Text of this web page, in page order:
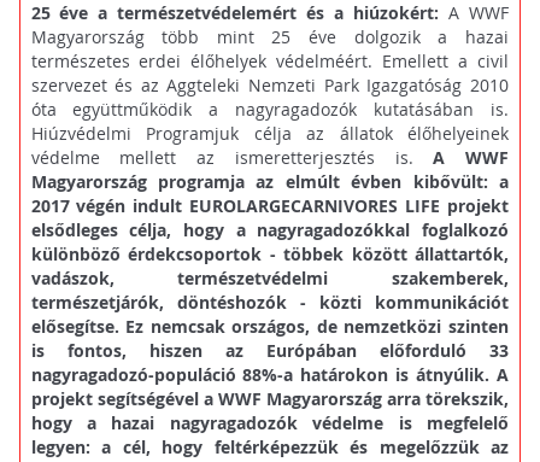
25 éve a természetvédelemért és a hiúzokért:A WWF
Magyarország több mint 25 éve dolgozik a hazai
természetes erdei élőhelyek védelméért. Emellett a civil
szervezet és az Aggteleki Nemzeti Park Igazgatóság 2010
óta együttműködik a nagyragadozók kutatásában is.
Hiúzvédelmi Programjuk célja az állatok élőhelyeinek
védelme mellett az ismeretterjesztés is.A WWF
Magyarország programja az elmúlt évben kibővült: a
2017 végén indult EUROLARGECARNIVORES LIFE projekt
elsődleges célja, hogy a nagyragadozókkal foglalkozó
különböző érdekcsoportok - többek között állattartók,
vadászok, természetvédelmi szakemberek,
természetjárók, döntéshozók - közti kommunikációt
elősegítse. Ez nemcsak országos, de nemzetközi szinten
is fontos, hiszen az Európában előforduló 33
nagyragadozó-populáció 88%-a határokon is átnyúlik. A
projekt segítségével a WWF Magyarország arra törekszik,
hogy a hazai nagyragadozók védelme is megfelelő
legyen: a cél, hogy feltérképezzük és megelőzzük az